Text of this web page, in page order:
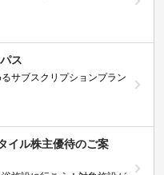
ス
サブスクリプションプラン
イル株主優待のご案